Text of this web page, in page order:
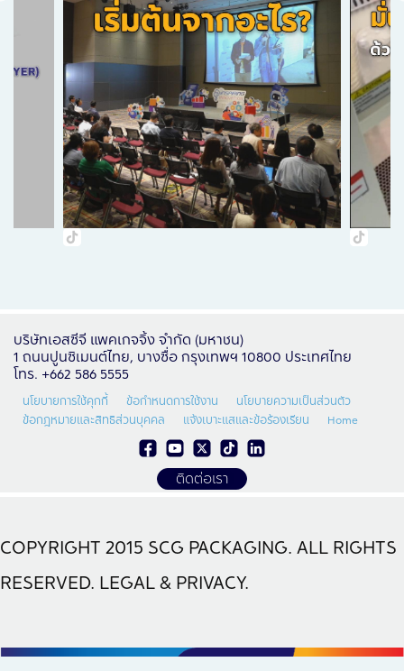
บริษัทเอสซีจี แพคเกจจิ้ง จำกัด (มหาชน)
1 ถนนปูนซิเมนต์ไทย, บางซื่อ กรุงเทพฯ 10800 ประเทศไทย
โทร. +662 586 5555
นโยบายการใช้คุกกี้ ข้อกำหนดการใช้งาน
นโยบายความเป็นส่วนตัว
ข้อกฎหมายและสิทธิส่วนบุคคล
แจ้งเบาะแสและข้อร้องเรียน Home
ติดต่อเรา
COPYRIGHT 2015 SCG PACKAGING. ALL RIGHTS
RESERVED. LEGAL & PRIVACY.